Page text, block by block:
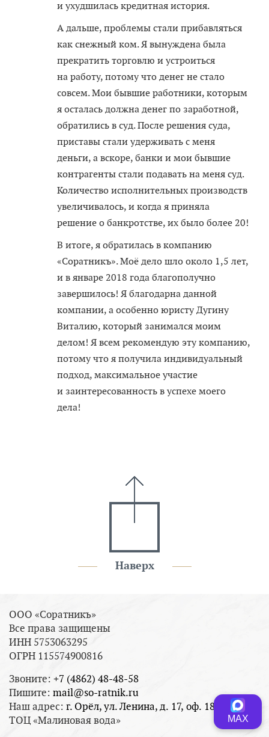
и ухудшилась кредитная история.
А дальше, проблемы стали прибавляться
как снежный ком. Я вынуждена была
прекратить торговлю и устроиться
на работу, потому что денег не стало
совсем. Мои бывшие работники, которым
я осталась должна денег по заработной,
обратились в суд. После решения суда,
приставы стали удерживать с меня
деньги, а вскоре, банки и мои бывшие
контрагенты стали подавать на меня суд.
Количество исполнительных производств
увеличивалось, и когда я приняла
решение о банкротстве, их было более 20!
В итоге, я обратилась в компанию
«Соратникъ». Моё дело шло около 1,5 лет,
и в январе 2018 года благополучно
завершилось! Я благодарна данной
компании, а особенно юристу Дугину
Виталию, который занимался моим
делом! Я всем рекомендую эту компанию,
потому что я получила индивидуальный
подход, максимальное участие
и заинтересованность в успехе моего
дела!
Наверх
ООО «Соратникъ»
Все права защищены
ИНН 5753063295
ОГРН 115574900816
Звоните: +7 (4862) 48-48-58
Пишите: mail@so-ratnik.ru
Наш адрес: г. Орёл, ул. Ленина, д. 17, оф. 18
ТОЦ «Малиновая вода»
МАХ